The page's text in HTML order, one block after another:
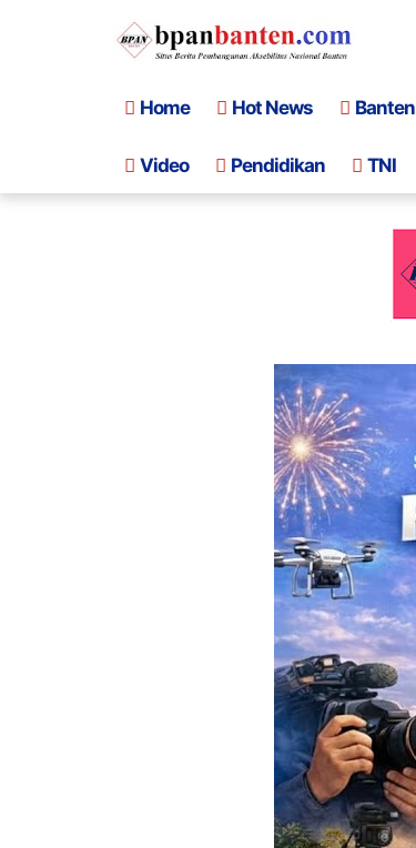
Home Hot News Banten
Video Pendidikan TNI